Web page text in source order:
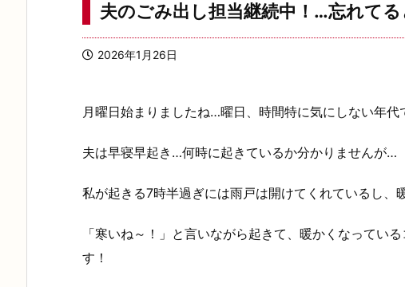
夫のごみ出し担当継続中！…忘れて
2026年1月26日
月曜日始まりましたね…曜日、時間特に気にしない年
夫は早寝早起き…何時に起きているか分かりませんが…
私が起きる7時半過ぎには雨戸は開けてくれているし、
「寒いね～！」と言いながら起きて、暖かくなってい
す！